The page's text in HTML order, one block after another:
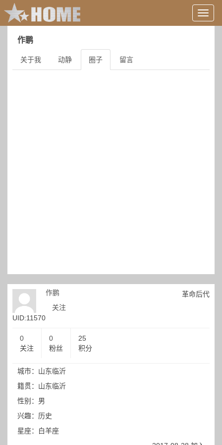
用
户
作鹏
关于我 动静 圈子 留言
UID:11570
作鹏
关注
革命后代
0
关注
0
粉丝
25
积分
城市：山东临沂
籍贯：山东临沂
性别：男
兴趣：历史
星座：白羊座